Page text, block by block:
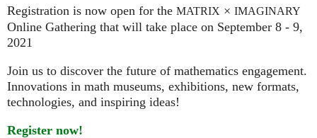
Registration is now open for the MATRIX × IMAGINARY
Online Gathering that will take place on September 8 - 9,
2021
Join us to discover the future of mathematics engagement.
Innovations in math museums, exhibitions, new formats,
technologies, and inspiring ideas!
Register now!